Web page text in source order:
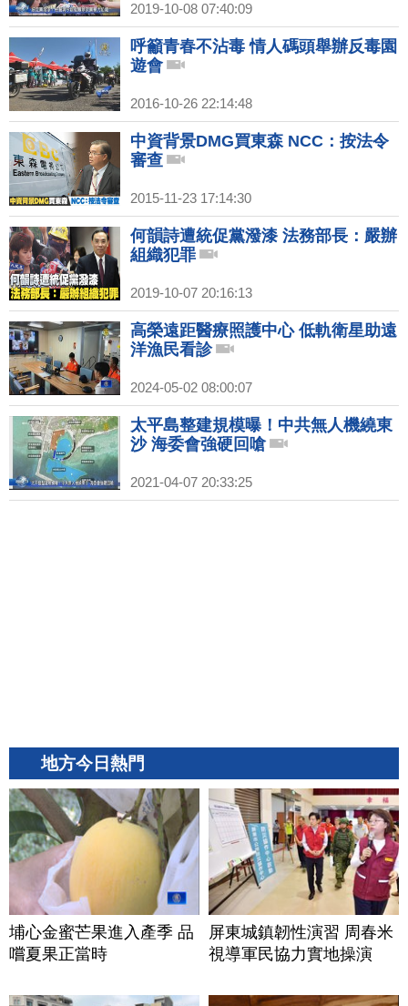
2019-10-08 07:40:09
呼籲青春不沾毒 情人碼頭舉辦反毒園
遊會
2016-10-26 22:14:48
中資背景DMG買東森 NCC：按法令
審查
2015-11-23 17:14:30
何韻詩遭統促黨潑漆 法務部長：嚴辦
組織犯罪
2019-10-07 20:16:13
高榮遠距醫療照護中心 低軌衛星助遠
洋漁民看診
2024-05-02 08:00:07
太平島整建規模曝！中共無人機繞東
沙 海委會強硬回嗆
2021-04-07 20:33:25
地方今日熱門
埔心金蜜芒果進入產季 品
嚐夏果正當時
屏東城鎮韌性演習 周春米
視導軍民協力實地操演